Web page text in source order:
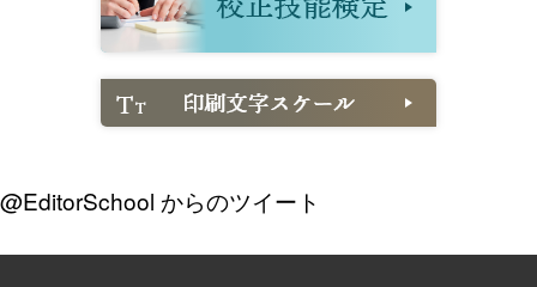
@EditorSchool からのツイート